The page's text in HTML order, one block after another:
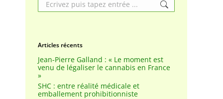
Articles récents
Jean-Pierre Galland : « Le moment est
venu de légaliser le cannabis en France
»
SHC : entre réalité médicale et
emballement prohibitionniste